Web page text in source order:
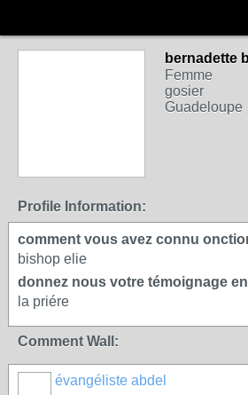
bernadette
Femme
gosier
Guadeloupe
Profile Information:
comment vous avez connu
bishop elie
donnez nous votre témoignage
la priére
Comment Wall:
évangéliste abdel